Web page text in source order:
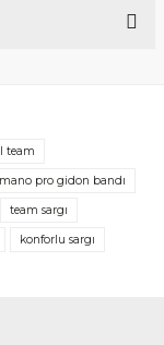
team
pro gidon bandı
team sargı
konforlu sargı